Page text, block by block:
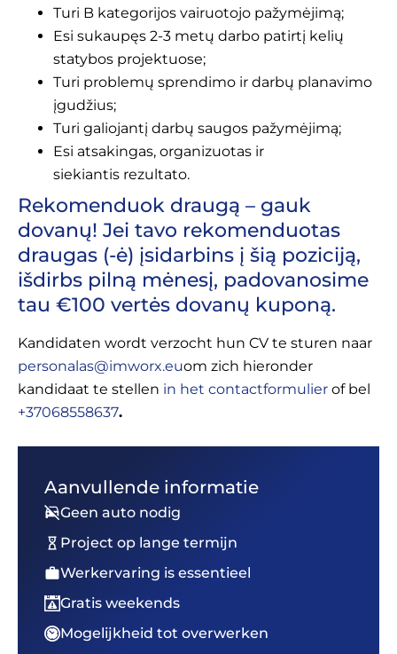
Turi B kategorijos vairuotojo pažymėjimą;
Esi sukaupęs 2-3 metų darbo patirtį kelių
statybos projektuose;
Turi problemų sprendimo ir darbų planavimo
įgudžius;
Turi galiojantį darbų saugos pažymėjimą;
Esi atsakingas, organizuotas ir
siekiantis rezultato.
Rekomenduok draugą – gauk
dovanų! Jei tavo rekomenduotas
draugas (-ė) įsidarbins į šią poziciją,
išdirbs pilną mėnesį, padovanosime
tau €100 vertės dovanų kuponą.
Kandidaten wordt verzocht hun CV te sturen naar
personalas@imworx.euom zich hieronder
kandidaat te stellen in het contactformulier of bel
+37068558637.
Aanvullende informatie
Geen auto nodig
Project op lange termijn
Werkervaring is essentieel
Gratis weekends
Mogelijkheid tot overwerken